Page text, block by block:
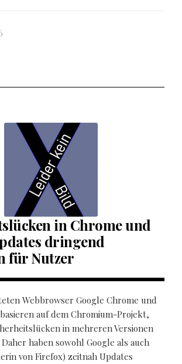
in Chrome und
dringend
für Nutzer
Webbrowser Google Chrome und
auf dem Chromium-Projekt,
in mehreren Versionen
haben sowohl Google als auch
von Firefox) zeitnah Updates